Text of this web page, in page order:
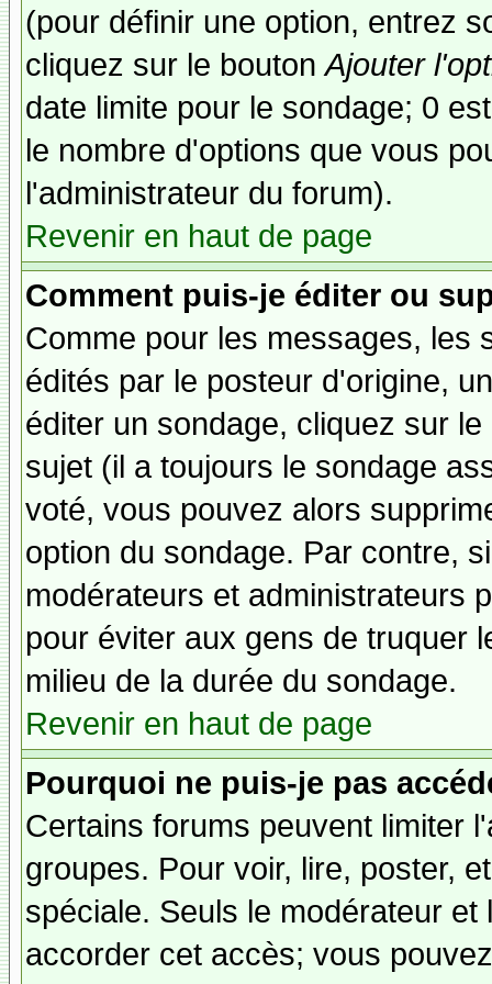
(pour définir une option, entrez
cliquez sur le boutonAjouter
date limite pour le sondage; 0
le nombre d'options que vous
l'administrateur du forum).
Revenir en haut de page
Comment puis-je éditer ou
Comme pour les messages, les
édités par le posteur d'origine,
éditer un sondage, cliquez sur
sujet (il a toujours le sondage
voté, vous pouvez alors
option du sondage. Par contre,
modérateurs et administrateurs
pour éviter aux gens de truquer
milieu de la durée du sondage.
Revenir en haut de page
Pourquoi ne puis-je pas
Certains forums peuvent limiter
groupes. Pour voir, lire, poster,
spéciale. Seuls le modérateur
accorder cet accès; vous